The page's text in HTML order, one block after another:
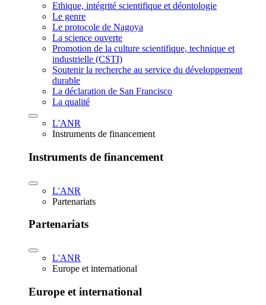
Ethique, intégrité scientifique et déontologie
Le genre
Le protocole de Nagoya
La science ouverte
Promotion de la culture scientifique, technique et
industrielle (CSTI)
Soutenir la recherche au service du développement
durable
La déclaration de San Francisco
La qualité
L'ANR
Instruments de financement
Instruments de financement
L'ANR
Partenariats
Partenariats
L'ANR
Europe et international
Europe et international